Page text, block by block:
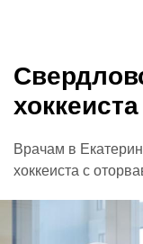
Врачам в
хоккеиста с